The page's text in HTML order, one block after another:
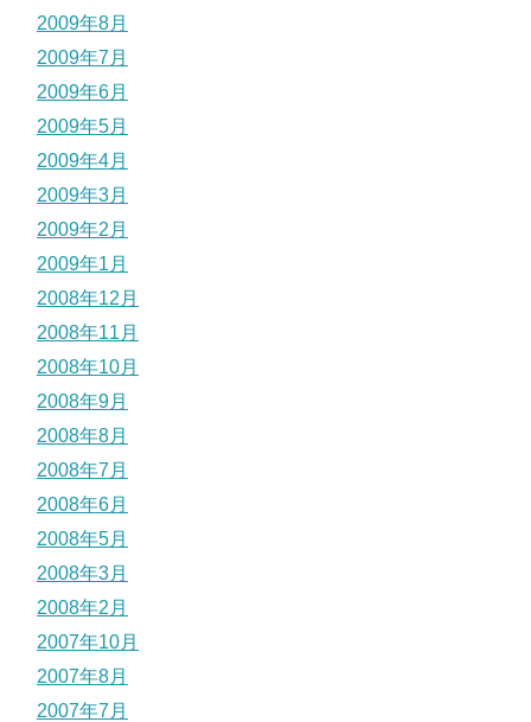
2009年8月
2009年7月
2009年6月
2009年5月
2009年4月
2009年3月
2009年2月
2009年1月
2008年12月
2008年11月
2008年10月
2008年9月
2008年8月
2008年7月
2008年6月
2008年5月
2008年3月
2008年2月
2007年10月
2007年8月
2007年7月